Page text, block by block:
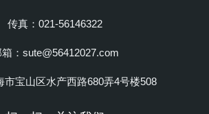
传真：021-56146322
箱：sute@56412027.com
市宝山区水产西路680弄4号楼508